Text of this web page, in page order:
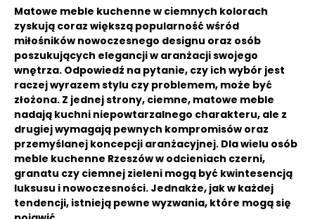
Matowe meble kuchenne w ciemnych kolorach
zyskują coraz większą popularność wśród
miłośników nowoczesnego designu oraz osób
poszukujących elegancji w aranżacji swojego
wnętrza. Odpowiedź na pytanie, czy ich wybór jest
raczej wyrazem stylu czy problemem, może być
złożona. Z jednej strony, ciemne, matowe meble
nadają kuchni niepowtarzalnego charakteru, ale z
drugiej wymagają pewnych kompromisów oraz
przemyślanej koncepcji aranżacyjnej. Dla wielu osób
meble kuchenne Rzeszów w odcieniach czerni,
granatu czy ciemnej zieleni mogą być kwintesencją
luksusu i nowoczesności. Jednakże, jak w każdej
tendencji, istnieją pewne wyzwania, które mogą się